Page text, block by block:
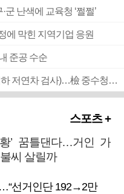
난색에 교육청 ‘쩔쩔’
에 막힌 지역기업 응원
준공 수순
■ 검사 신분 버리고 직급하향(10년 이하 저연차 검사)…檢 중수청행 기피
스포츠 +
황’ 꿈틀댄다…거인 가
씨 살릴까
선거인단 192→2만